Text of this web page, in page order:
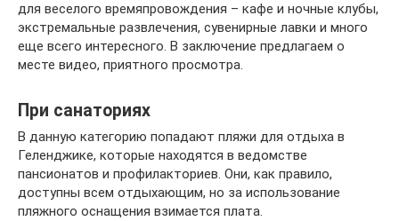
для веселого времяпровождения – кафе и ночные клубы,
экстремальные развлечения, сувенирные лавки и много
еще всего интересного. В заключение предлагаем о
месте видео, приятного просмотра.
При санаториях
В данную категорию попадают пляжи для отдыха в
Геленджике, которые находятся в ведомстве
пансионатов и профилакториев. Они, как правило,
доступны всем отдыхающим, но за использование
пляжного оснащения взимается плата.